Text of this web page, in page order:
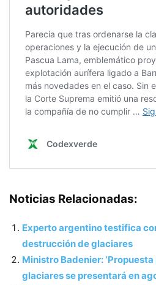
Noticias Relacionadas:
Experto argentino testifica
destrucción de glaciares
Ministro Badenier:
glaciares se presentará en